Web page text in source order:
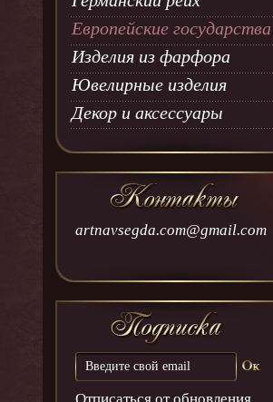
Европейские государства
Изделия из фарфора
Ювелирные изделия
Декор и аксессуары
artnavsegda.com@gmail.com